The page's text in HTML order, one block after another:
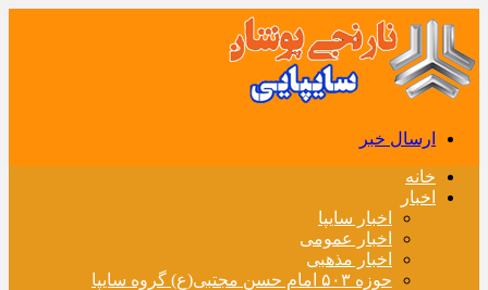
ارسال خبر
خانه
اخبار
اخبار سایپا
اخبار عمومی
اخبار مذهبی
حوزه ۵۰۳ امام حسن مجتبی(ع) گروه سایپا